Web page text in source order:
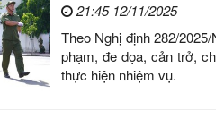
21:45 12/11/2025
Theo Nghị định 282/
phạm, đe dọa, cản trở,
thực hiện nhiệm vụ.